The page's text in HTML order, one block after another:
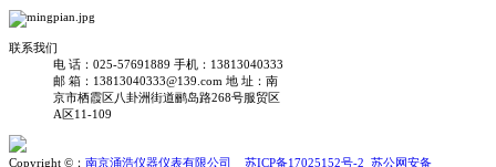
联系我们
电 话：025-57691889 手机：13813040333
邮 箱：13813040333@139.com 地 址：南
京市栖霞区八卦洲街道鹂岛路268号服贸区
A区11-109
Copyright ©： 南京涌浩仪器仪表有限公司 苏ICP备17025152号-2 苏公网安备